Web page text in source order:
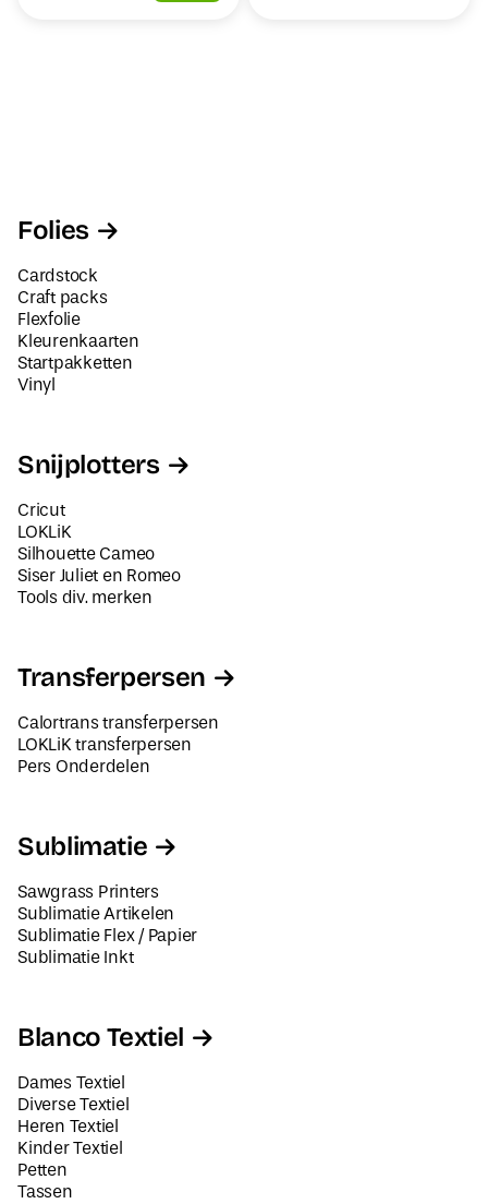
Folies
Cardstock
Craft packs
Flexfolie
Kleurenkaarten
Startpakketten
Vinyl
Snijplotters
Cricut
LOKLiK
Silhouette Cameo
Siser Juliet en Romeo
Tools div. merken
Transferpersen
Calortrans transferpersen
LOKLiK transferpersen
Pers Onderdelen
Sublimatie
Sawgrass Printers
Sublimatie Artikelen
Sublimatie Flex / Papier
Sublimatie Inkt
Blanco Textiel
Dames Textiel
Diverse Textiel
Heren Textiel
Kinder Textiel
Petten
Tassen